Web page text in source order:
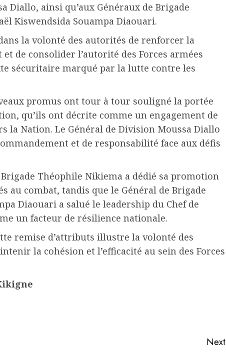
Diallo, ainsi qu’aux Généraux de Brigade
Kiswendsida Souampa Diaouari.
la volonté des autorités de renforcer la
de consolider l’autorité des Forces armées
sécuritaire marqué par la lutte contre les
promus ont tour à tour souligné la portée
qu’ils ont décrite comme un engagement de
la Nation. Le Général de Division Moussa Diallo
et de responsabilité face aux défis
Théophile Nikiema a dédié sa promotion
au combat, tandis que le Général de Brigade
Diaouari a salué le leadership du Chef de
un facteur de résilience nationale.
remise d’attributs illustre la volonté des
la cohésion et l’efficacité au sein des Forces
Next